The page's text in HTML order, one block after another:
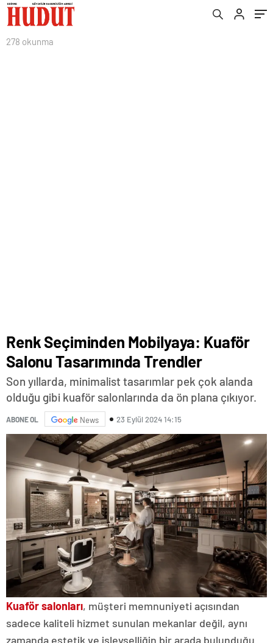
278 okunma
Renk Seçiminden Mobilyaya: Kuaför
Salonu Tasarımında Trendler
Son yıllarda, minimalist tasarımlar pek çok alanda
olduğu gibi kuaför salonlarında da ön plana çıkıyor.
ABONE OL News 23 Eylül 2024 14:15
Kuaför salonları, müşteri memnuniyeti açısından
sadece kaliteli hizmet sunulan mekanlar değil, aynı
zamanda estetik ve işlevselliğin bir arada bulunduğu